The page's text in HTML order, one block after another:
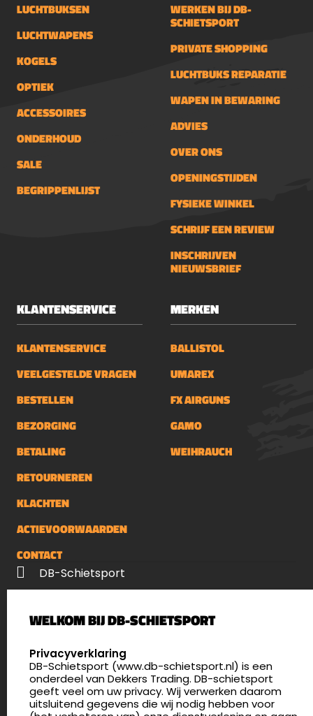
LUCHTBUKSEN
LUCHTWAPENS
KOGELS
OPTIEK
ACCESSOIRES
ONDERHOUD
SALE
BEGRIPPENLIJST
WERKEN BIJ DB-
SCHIETSPORT
PRIVATE SHOPPING
LUCHTBUKS REPARATIE
WAPEN IN BEWARING
ADVIES
OVER ONS
OPENINGSTIJDEN
FYSIEKE WINKEL
SCHRIJF EEN REVIEW
INSCHRIJVEN
NIEUWSBRIEF
KLANTENSERVICE
KLANTENSERVICE
VEELGESTELDE VRAGEN
BESTELLEN
BEZORGING
BETALING
RETOURNEREN
KLACHTEN
ACTIEVOORWAARDEN
CONTACT
MERKEN
BALLISTOL
UMAREX
FX AIRGUNS
GAMO
WEIHRAUCH
DB-Schietsport
5411 LX Zeeland
4.8
175 beoordelingen
info@db-schietsport.nl
WELKOM BIJ DB-SCHIETSPORT
SELECT LANGUAGE
Privacyverklaring
DB-Schietsport (www.db-schietsport.nl) is een
onderdeel van Dekkers Trading. DB-schietsport
geeft veel om uw privacy. Wij verwerken daarom
uitsluitend gegevens die wij nodig hebben voor